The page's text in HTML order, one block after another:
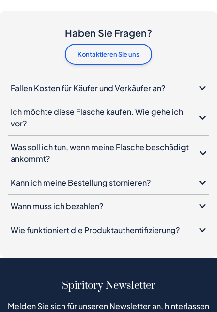
Haben Sie Fragen?
Kontaktieren Sie uns
Fallen Kosten für Käufer und Verkäufer an?
Ich möchte diese Flasche kaufen. Wie gehe ich
vor?
Was soll ich tun, wenn meine Flasche beschädigt
ankommt?
Kann ich meine Bestellung stornieren?
Wann muss ich bezahlen?
Wie funktioniert die Produktauthentifizierung?
Spiritory Newsletter
Melden Sie sich für unseren Newsletter an, hinterlassen